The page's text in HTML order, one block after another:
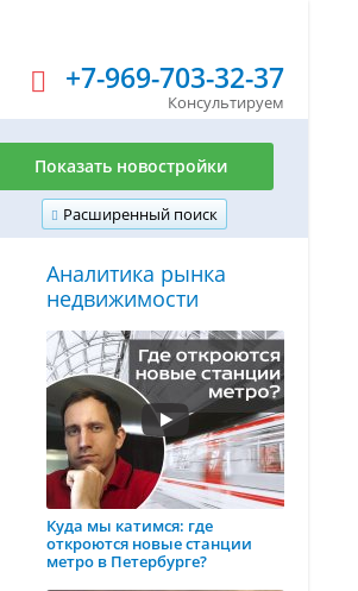
+7-969-703-32-37
Консультируем
Расширенный поиск
Показать новостройки
Аналитика рынка
недвижимости
Куда мы катимся: где
откроются новые станции
метро в Петербурге?